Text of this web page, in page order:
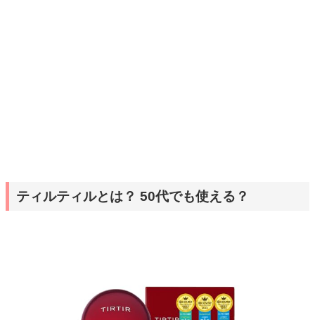
ティルティルとは？ 50代でも使える？